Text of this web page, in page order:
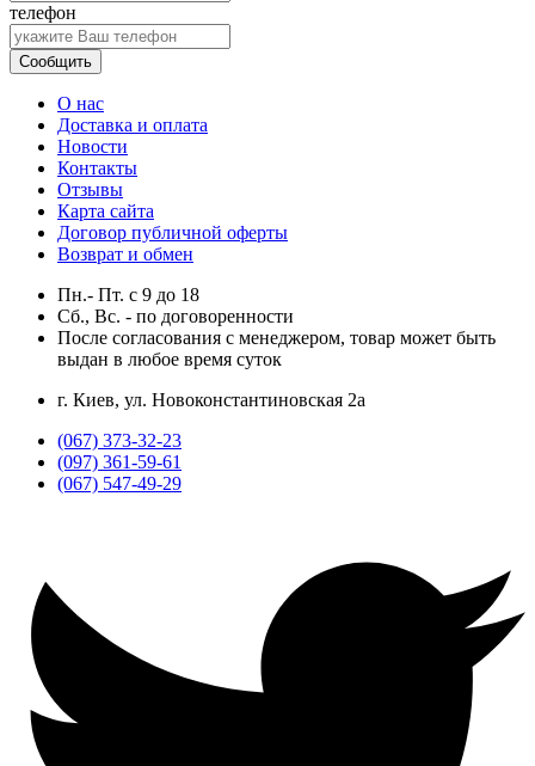
телефон
Сообщить
О нас
Доставка и оплата
Новости
Контакты
Отзывы
Карта сайта
Договор публичной оферты
Возврат и обмен
Пн.- Пт. с 9 до 18
Сб., Вс. - по договоренности
После согласования с менеджером, товар может быть
выдан в любое время суток
г. Киев, ул. Новоконстантиновская 2а
(067) 373-32-23
(097) 361-59-61
(067) 547-49-29